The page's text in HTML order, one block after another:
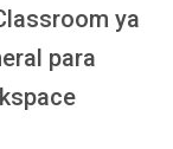
ya
para